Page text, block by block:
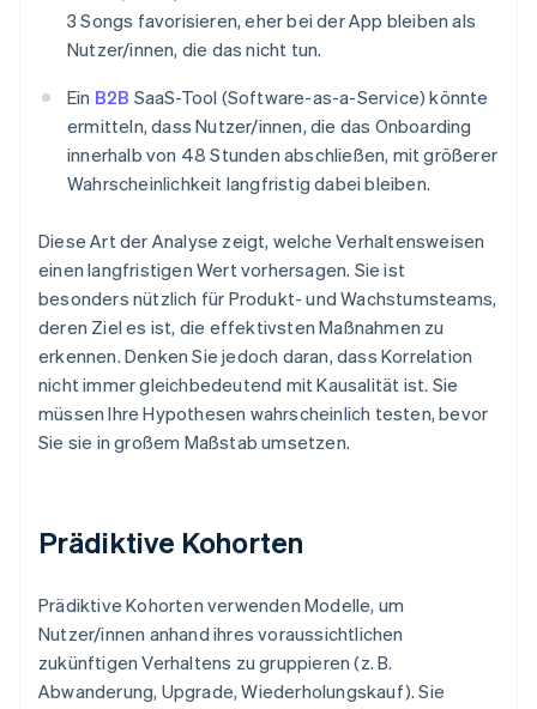
3 Songs favorisieren, eher bei der App bleiben als
Nutzer/innen, die das nicht tun.
Ein B2B SaaS-Tool (Software-as-a-Service) könnte
ermitteln, dass Nutzer/innen, die das Onboarding
innerhalb von 48 Stunden abschließen, mit größerer
Wahrscheinlichkeit langfristig dabei bleiben.
Diese Art der Analyse zeigt, welche Verhaltensweisen
einen langfristigen Wert vorhersagen. Sie ist
besonders nützlich für Produkt- und Wachstumsteams,
deren Ziel es ist, die effektivsten Maßnahmen zu
erkennen. Denken Sie jedoch daran, dass Korrelation
nicht immer gleichbedeutend mit Kausalität ist. Sie
müssen Ihre Hypothesen wahrscheinlich testen, bevor
Sie sie in großem Maßstab umsetzen.
Prädiktive Kohorten
Prädiktive Kohorten verwenden Modelle, um
Nutzer/innen anhand ihres voraussichtlichen
zukünftigen Verhaltens zu gruppieren (z. B.
Abwanderung, Upgrade, Wiederholungskauf). Sie